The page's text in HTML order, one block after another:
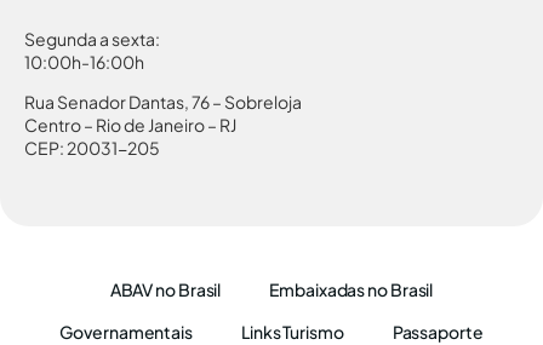
Segunda a sexta:
10:00h-16:00h
Rua Senador Dantas, 76 – Sobreloja
Centro – Rio de Janeiro – RJ
CEP: 20031-205
ABAV no Brasil
Embaixadas no Brasil
Governamentais
Links Turismo Passaporte